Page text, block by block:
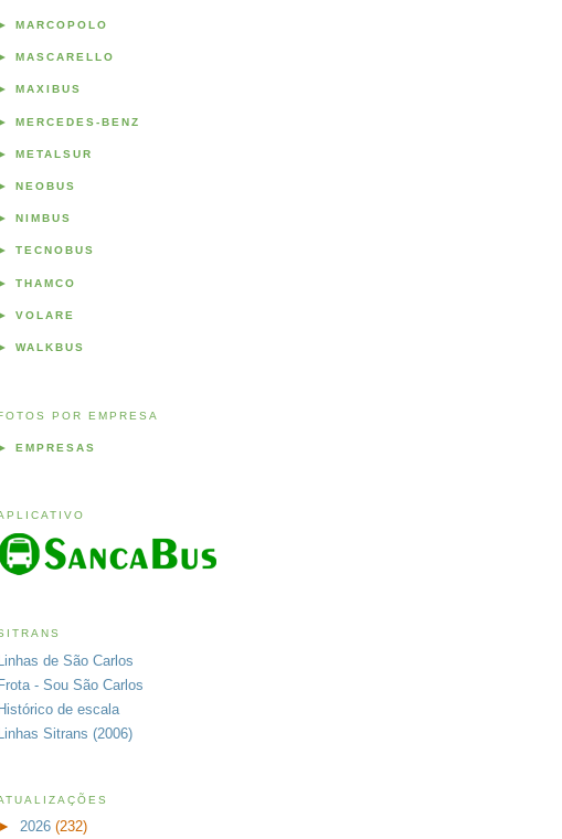
► MARCOPOLO
► MASCARELLO
► MAXIBUS
► MERCEDES-BENZ
► METALSUR
► NEOBUS
► NIMBUS
► TECNOBUS
► THAMCO
► VOLARE
► WALKBUS
POR EMPRESA
► EMPRESAS
de São Carlos
Frota - Sou São Carlos
Histórico de escala
Linhas Sitrans (2006)
► 2026 (232)